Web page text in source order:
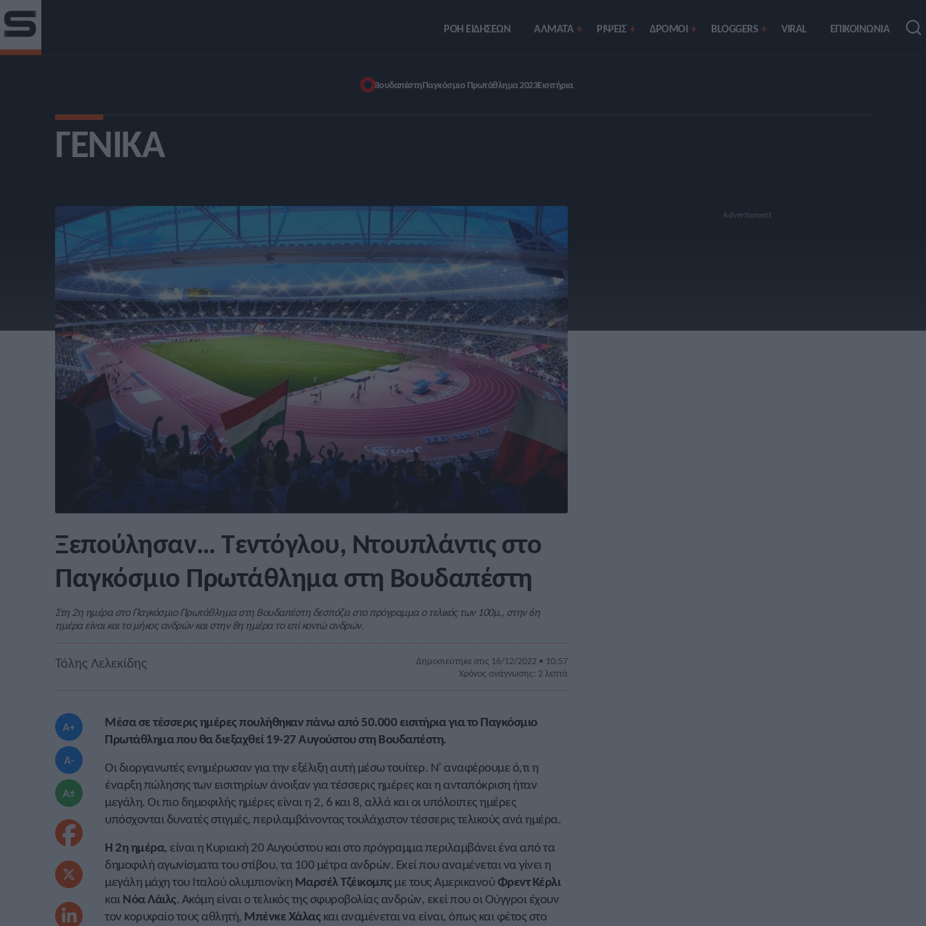
ΡΟΗ ΕΙΔΗΣΕΩΝ ΑΛΜΑΤΑ ΡIΨΕΙΣ ΔΡΟΜΟΙ BLOGGERS VIRAL ΕΠΙΚΟΙΝΩΝΙΑ
ΒουδαπέστηΠαγκόσμιο Πρωτάθλημα 2023Εισιτήρια
ΓΕΝΙΚΆ
Ξεπούλησαν… Τεντόγλου, Ντουπλάντις στο
Παγκόσμιο Πρωτάθλημα στη Βουδαπέστη
Στη 2η ημέρα στο Παγκόσμιο Πρωτάθλημα στη Βουδαπέστη δεσπόζει στο πρόγραμμα ο τελικός των 100μ., στην 6η
ημέρα είναι και το μήκος ανδρών και στην 8η ημέρα το επί κοντώ ανδρών.
Τόλης Λελεκίδης
Δημοσιεύτηκε στις 16/12/2022 • 10:57
Χρόνος ανάγνωσης: 2 λεπτά
A+
A-
A±
Μέσα σε τέσσερις ημέρες πουλήθηκαν πάνω από 50.000 εισιτήρια για το Παγκόσμιο
Πρωτάθλημα που θα διεξαχθεί 19-27 Αυγούστου στη Βουδαπέστη.
Οι διοργανωτές ενημέρωσαν για την εξέλιξη αυτή μέσω τουίτερ. Ν’ αναφέρουμε ό,τι η
έναρξη πώλησης των εισιτηρίων άνοιξαν για τέσσερις ημέρες και η ανταπόκριση ήταν
μεγάλη. Οι πιο δημοφιλής ημέρες είναι η 2, 6 και 8, αλλά και οι υπόλοιπες ημέρες
υπόσχονται δυνατές στιγμές, περιλαμβάνοντας τουλάχιστον τέσσερις τελικούς ανά ημέρα.
Η 2η ημέρα, είναι η Κυριακή 20 Αυγούστου και στο πρόγραμμα περιλαμβάνει ένα από τα
δημοφιλή αγωνίσματα του στίβου, τα 100 μέτρα ανδρών. Εκεί που αναμένεται να γίνει η
μεγάλη μάχη του Ιταλού ολυμπιονίκη Μαρσέλ Τζέικομπςμε τους ΑμερικανούΦρεντ Κέρλι
καιΝόα Λάιλς. Ακόμη είναι ο τελικός της σφυροβολίας ανδρών, εκεί που οι Ούγγροι έχουν
τον κορυφαίο τους αθλητή, Μπένκε Χάλαςκαι αναμένεται να είναι, όπως και φέτος στο